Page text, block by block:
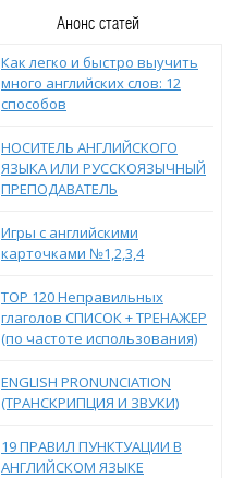
Анонс статей
Как легко и быстро выучить
много английских слов: 12
способов
НОСИТЕЛЬ АНГЛИЙСКОГО
ЯЗЫКА ИЛИ РУССКОЯЗЫЧНЫЙ
ПРЕПОДАВАТЕЛЬ
Игры с английскими
карточками №1,2,3,4
TOP 120 Неправильных
глаголов СПИСОК + ТРЕНАЖЕР
(по частоте использования)
ENGLISH PRONUNCIATION
(ТРАНСКРИПЦИЯ И ЗВУКИ)
19 ПРАВИЛ ПУНКТУАЦИИ В
АНГЛИЙСКОМ ЯЗЫКЕ